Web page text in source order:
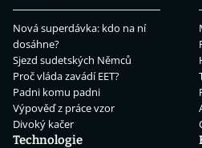
Nová superdávka: kdo na ní
dosáhne?
Sjezd sudetských Němců
Proč vláda zavádí EET?
Padni komu padni
Výpověď z práce vzor
Divoký kačer
Technologie